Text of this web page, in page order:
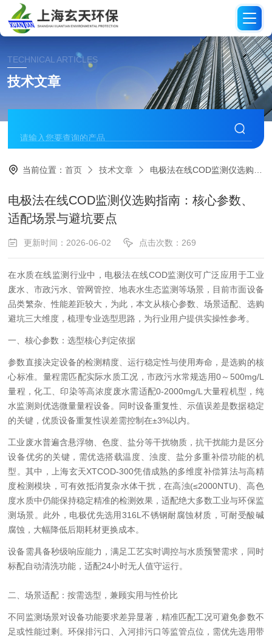
TECHNICAL ARTICLES
技术文章
当前位置：首页 技术文章 电极法在线COD监测仪选购指南：核心参数、适配场景与避坑要点
电极法在线COD监测仪选购指南：核心参数、
适配场景与避坑要点
更新时间：2026-06-02 点击次数：269
在水质在线监测行业中，电极法在线COD监测仪可广泛应用于工业
废水、市政污水、管网管控、地表水生态监测等场景，目前市面设备
品类繁杂、性能差距较大，为此，本文从核心参数、场景适配、选购
避坑三大维度，梳理专业选型思路，为行业用户提供实操性参考。
一、核心参数：选型核心判定依据
参数直接决定设备的检测精度、运行稳定性与使用寿命，是选购的核
心标准。量程需匹配实际水质工况，市政污水常规选用0～500mg/L
量程，化工、印染等高浓度废水需适配0-2000mg/L大量程机型，纯
水监测则优选微量量程设备。同时设备重复性、示值误差是数据稳定
的关键，优质设备重复性误差需控制在±3%以内。
工业废水普遍含悬浮物、色度、盐分等干扰物质，抗干扰能力是区分
设备优劣的关键，需优选搭载温度、浊度、盐分多重补偿功能的机
型。其中，上海玄天XTCOD-300凭借成熟的多维度补偿算法与高精
度检测模块，可有效抵消复杂水体干扰，在高浊(≤2000NTU)、高色
度水质中仍能保持稳定精准的检测效果，适配绝大多数工业与环保监
测场景。此外，电极优先选用316L不锈钢耐腐蚀材质，可耐受酸碱
腐蚀，大幅降低后期耗材更换成本。
设备需具备秒级响应能力，满足工艺实时调控与水质预警需求，同时
标配自动清洗功能，适配24小时无人值守运行。
二、场景适配：按需选型，兼顾实用与性价比
不同监测场景对设备功能要求差异显著，精准匹配工况可避免参数不
足或性能过剩。环保排污口、入河排污口等监管点位，需优先选用带